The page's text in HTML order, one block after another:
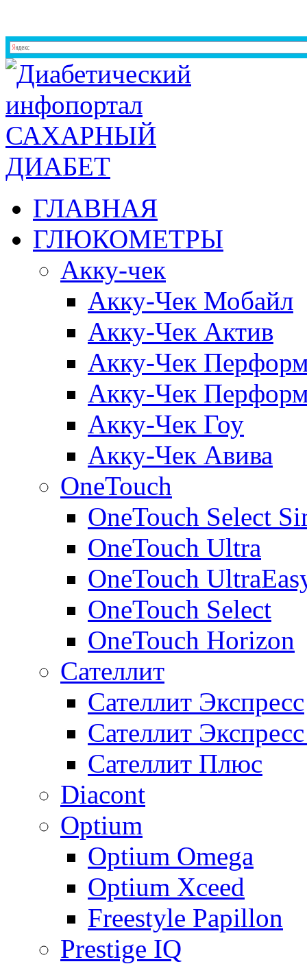
ГЛАВНАЯ
ГЛЮКОМЕТРЫ
Акку-чек
Акку-Чек Мобайл
Акку-Чек Актив
Акку-Чек
Акку-Чек
Акку-Чек Гоу
Акку-Чек Авива
OneTouch
OneTouch Select
OneTouch Ultra
OneTouch
OneTouch Select
OneTouch Horizon
Сателлит
Сателлит Экспресс
Сателлит
Сателлит Плюс
Diacont
Optium
Optium Omega
Optium Xceed
Freestyle Papillon
Prestige IQ